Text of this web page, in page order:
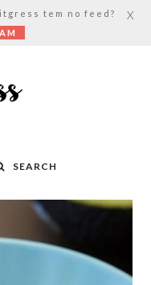
SEARCH
tem no feed?
X